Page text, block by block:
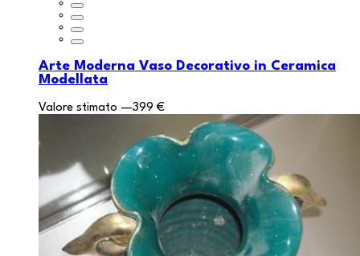
Arte Moderna Vaso Decorativo in Ceramica
Modellata
Valore stimato —399 €